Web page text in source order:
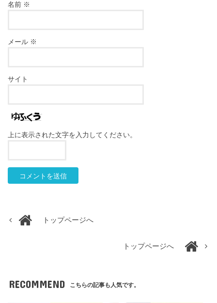
名前 ※
メール ※
サイト
上に表示された文字を入力してください。
トップページへ
トップページへ
RECOMMEND こちらの記事も人気です。